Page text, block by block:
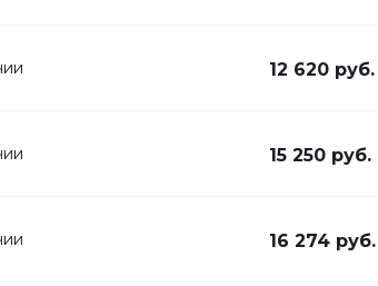
12 620 руб.
15 250 руб.
16 274 руб.